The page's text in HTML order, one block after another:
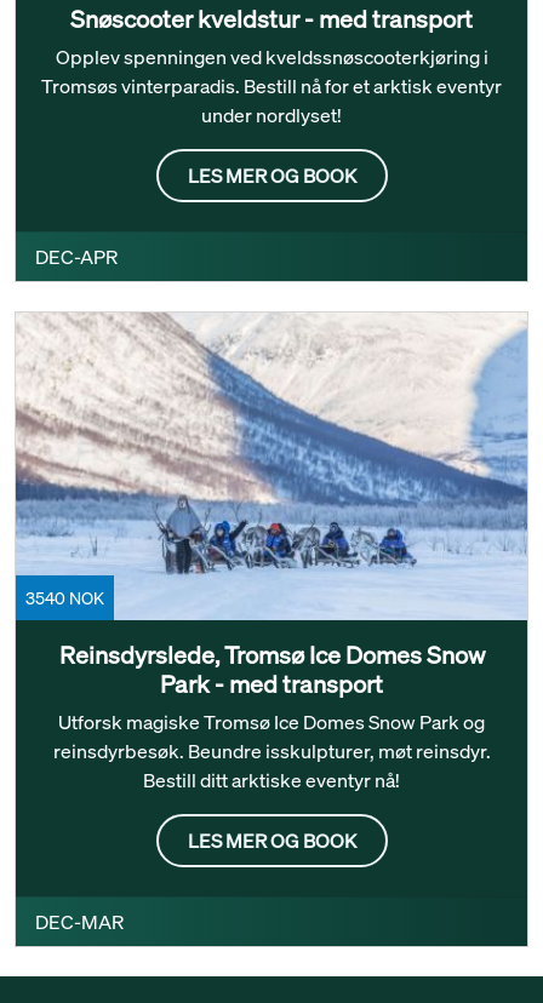
Snøscooter kveldstur - med transport
Opplev spenningen ved kveldssnøscooterkjøring i
Tromsøs vinterparadis. Bestill nå for et arktisk eventyr
under nordlyset!
LES MER OG BOOK
DEC-APR
3540 NOK
Reinsdyrslede, Tromsø Ice Domes Snow
Park - med transport
Utforsk magiske Tromsø Ice Domes Snow Park og
reinsdyrbesøk. Beundre isskulpturer, møt reinsdyr.
Bestill ditt arktiske eventyr nå!
LES MER OG BOOK
DEC-MAR